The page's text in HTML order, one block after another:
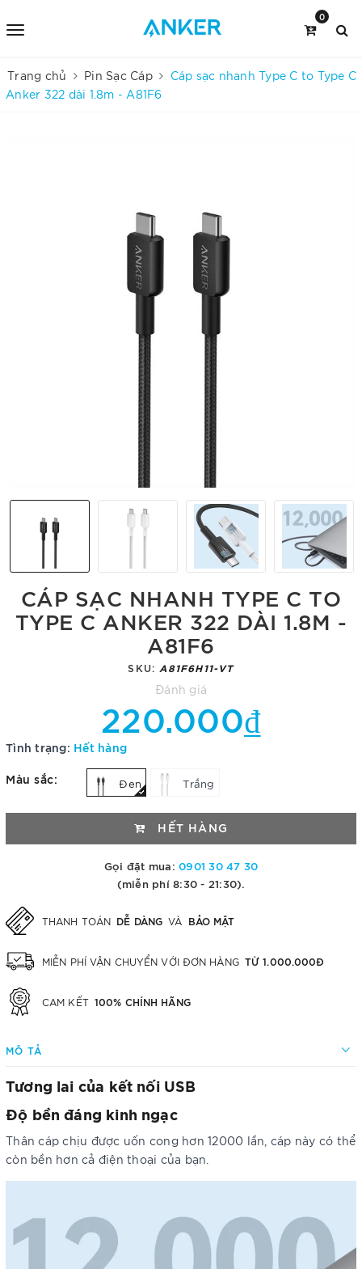
0
Trang chủ Pin Sạc Cáp
Cáp sạc nhanh Type C to Type C
Anker 322 dài 1.8m - A81F6
CÁP SẠC NHANH TYPE C TO
TYPE C ANKER 322 DÀI 1.8M -
A81F6
SKU: A81F6H11-VT
Đánh giá
220.000₫
Tình trạng: Hết hàng
Màu sắc: Đen Trắng
HẾT HÀNG
Gọi đặt mua: 0901 30 47 30
(miễn phí 8:30 - 21:30).
THANH TOÁN DỄ DÀNG VÀ BẢO MẬT
MIỄN PHÍ VẬN CHUYỂN VỚI ĐƠN HÀNG TỪ 1.000.000Đ
CAM KẾT 100% CHÍNH HÃNG
MÔ TẢ
Tương lai của kết nối USB
Độ bền đáng kinh ngạc
Thân cáp chịu được uốn cong hơn 12000 lần, cáp này có thể
còn bền hơn cả điện thoại của bạn.